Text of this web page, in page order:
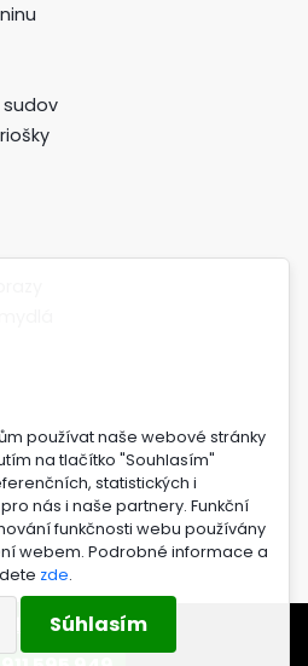
používat naše webové stránky
na tlačítko "Souhlasím"
statistických i
nás i naše partnery. Funkční
funkčnosti webu používány
webem. Podrobné informace a
zde.
Súhlasím
908 254